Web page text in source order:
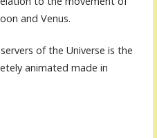
and Venus.
of the Universe is the
animated made in